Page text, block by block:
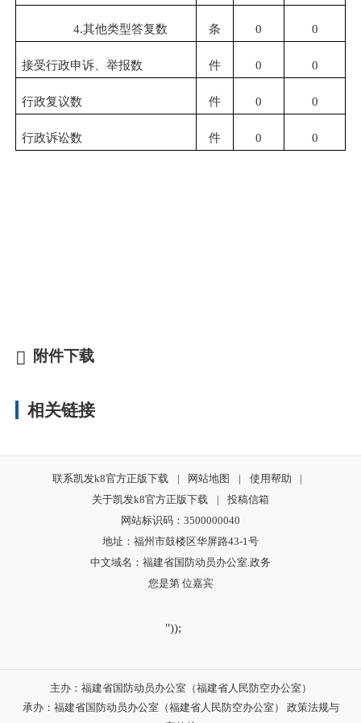
4.其他类型答复数 条 0 0
接受行政申诉、举报数 件 0 0
行政复议数 件 0 0
行政诉讼数 件 0 0
附件下载
相关链接
联系凯发k8官方正版下载 | 网站地图 | 使用帮助
|
关于凯发k8官方正版下载
|
投稿信箱
网站标识码：3500000040
地址：福州市鼓楼区华屏路43-1号
中文域名：福建省国防动员办公室.政务
您是第 位嘉宾
"));
主办：福建省国防动员办公室（福建省人民防空办公室）
承办：福建省国防动员办公室（福建省人民防空办公室） 政策法规与